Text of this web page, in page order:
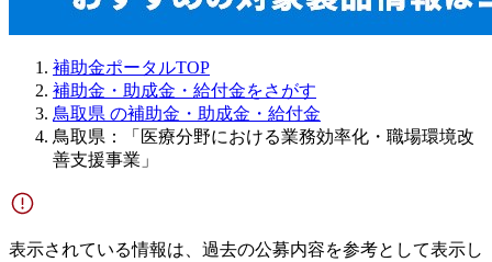
補助金ポータルTOP
補助金・助成金・給付金をさがす
鳥取県 の補助金・助成金・給付金
鳥取県：「医療分野における業務効率化・職場環境改
善支援事業」
表示されている情報は、過去の公募内容を参考として表示し